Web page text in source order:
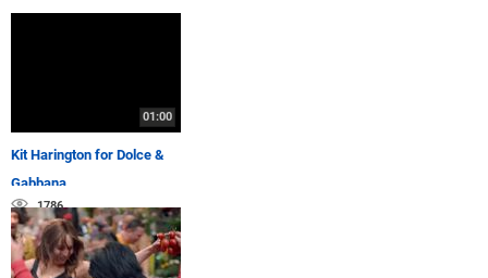
01:00
Kit Harington for Dolce &
Gabbana
1786